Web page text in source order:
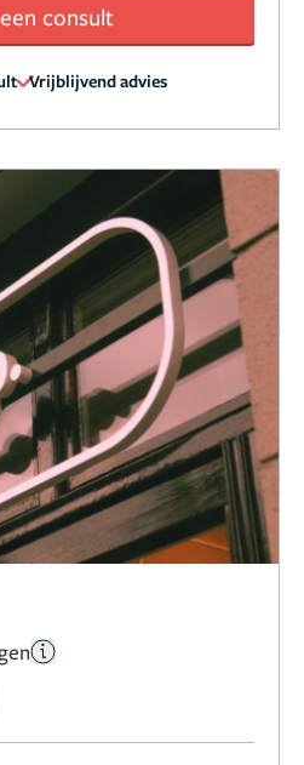
consult
Vrijblijvend advies